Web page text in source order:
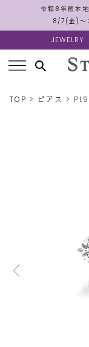
令和8年熊本
8/7(金)～
JEWELRY
TOP ピアス